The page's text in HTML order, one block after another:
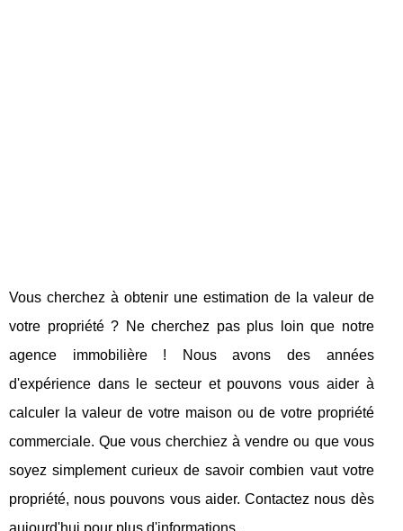
Vous cherchez à obtenir une estimation de la valeur de
votre propriété ? Ne cherchez pas plus loin que notre
agence immobilière ! Nous avons des années
d'expérience dans le secteur et pouvons vous aider à
calculer la valeur de votre maison ou de votre propriété
commerciale. Que vous cherchiez à vendre ou que vous
soyez simplement curieux de savoir combien vaut votre
propriété, nous pouvons vous aider. Contactez nous dès